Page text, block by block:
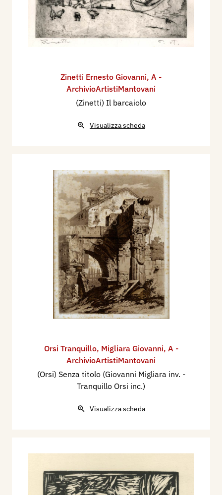
Zinetti Ernesto Giovanni, A -
ArchivioArtistiMantovani
(Zinetti) Il barcaiolo
Visualizza scheda
Orsi Tranquillo, Migliara Giovanni, A -
ArchivioArtistiMantovani
(Orsi) Senza titolo (Giovanni Migliara inv. -
Tranquillo Orsi inc.)
Visualizza scheda